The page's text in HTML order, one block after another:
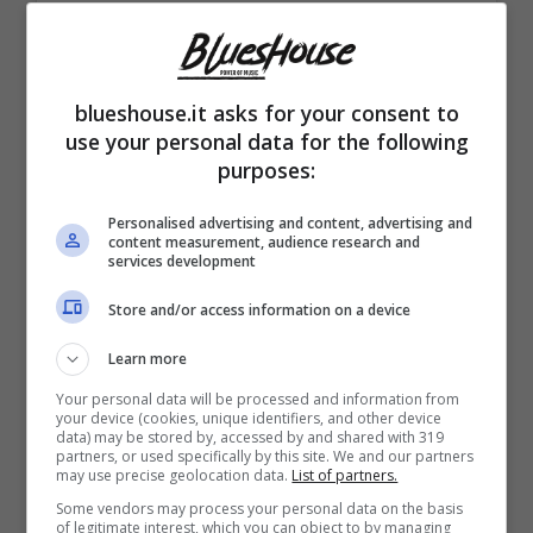
A 25 anni distintasi negli studi di “Uomini e
Donne”, quell’esperienza ha cambiato la vita
di Tara Gabrieletto, che da quel momento ha
blueshouse.it asks for your consent to
use your personal data for the following
purposes:
Personalised advertising and content, advertising and
content measurement, audience research and
services development
Store and/or access information on a device
Learn more
Your personal data will be processed and information from
your device (cookies, unique identifiers, and other device
data) may be stored by, accessed by and shared with 319
partners, or used specifically by this site. We and our partners
may use precise geolocation data. List of partners.
Some vendors may process your personal data on the basis
of legitimate interest, which you can object to by managing